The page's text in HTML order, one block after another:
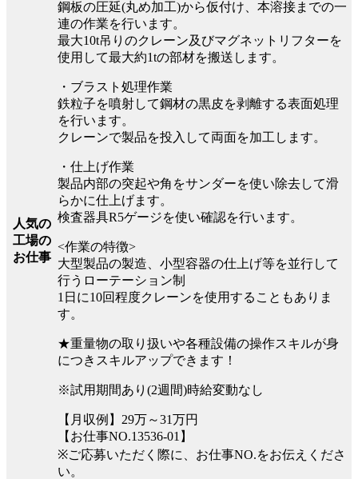
人気の
工場の
お仕事
鋼板の圧延(丸め加工)から仮付け、本溶接までの一
連の作業を行います。
最大10t吊りのクレーン及びマグネットリフターを
使用して最大約1tの部材を搬送します。
・ブラスト処理作業
鉄粒子を噴射して鋼材の黒皮を剥離する表面処理
を行います。
クレーンで製品を投入して両面を加工します。
・仕上げ作業
製品内部の突起や角をサンダーを使い除去して滑
らかに仕上げます。
検査器具R5ゲージを使い確認を行います。
<作業の特徴>
大型製品の製造、小型容器の仕上げ等を並行して
行うローテーション制
1日に10回程度クレーンを使用することもありま
す。
★重量物の取り扱いや各種設備の操作スキルが身
につきスキルアップできます！
※試用期間あり(2週間)時給変動なし
【月収例】29万～31万円
【お仕事NO.13536-01】
※ご応募いただく際に、お仕事NO.をお伝えくださ
い。